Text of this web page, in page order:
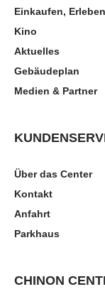
Einkaufen,
Kino
Aktuelles
Gebäudeplan
Medien & Partner
Über das Center
Kontakt
Anfahrt
Parkhaus
CHINON